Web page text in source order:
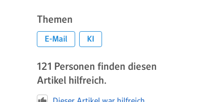
Themen
E-Mail KI
121 Personen finden diesen
Artikel hilfreich.